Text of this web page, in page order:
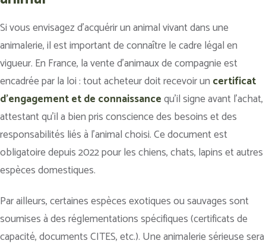
Si vous envisagez d’acquérir un animal vivant dans une
animalerie, il est important de connaître le cadre légal en
vigueur. En France, la vente d’animaux de compagnie est
encadrée par la loi : tout acheteur doit recevoir un certificat
d’engagement et de connaissancequ’il signe avant l’achat,
attestant qu’il a bien pris conscience des besoins et des
responsabilités liés à l’animal choisi. Ce document est
obligatoire depuis 2022 pour les chiens, chats, lapins et autres
espèces domestiques.
Par ailleurs, certaines espèces exotiques ou sauvages sont
soumises à des réglementations spécifiques (certificats de
capacité, documents CITES, etc.). Une animalerie sérieuse sera